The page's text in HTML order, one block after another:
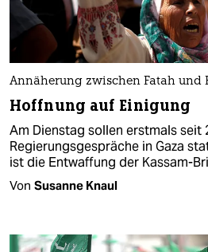
Annäherung zwischen Fatah und
Hoffnung auf Einigung
Am Dienstag sollen erstmals seit
Regierungsgespräche in Gaza
ist die Entwaffung der Kassam-
Von Susanne Knaul